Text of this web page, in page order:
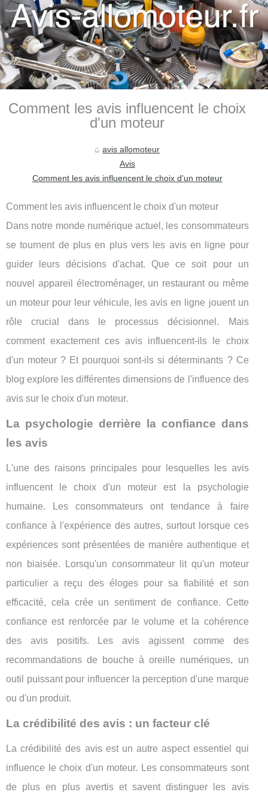
Comment les avis influencent le choix
d'un moteur
avis allomoteur
Avis
Comment les avis influencent le choix d'un moteur
Comment les avis influencent le choix d'un moteur
Dans notre monde numérique actuel, les consommateurs
se tournent de plus en plus vers les avis en ligne pour
guider leurs décisions d'achat. Que ce soit pour un
nouvel appareil électroménager, un restaurant ou même
un moteur pour leur véhicule, les avis en ligne jouent un
rôle crucial dans le processus décisionnel. Mais
comment exactement ces avis influencent-ils le choix
d'un moteur ? Et pourquoi sont-ils si déterminants ? Ce
blog explore les différentes dimensions de l'influence des
avis sur le choix d'un moteur.
La psychologie derrière la confiance dans
les avis
L'une des raisons principales pour lesquelles les avis
influencent le choix d'un moteur est la psychologie
humaine. Les consommateurs ont tendance à faire
confiance à l'expérience des autres, surtout lorsque ces
expériences sont présentées de manière authentique et
non biaisée. Lorsqu'un consommateur lit qu'un moteur
particulier a reçu des éloges pour sa fiabilité et son
efficacité, cela crée un sentiment de confiance. Cette
confiance est renforcée par le volume et la cohérence
des avis positifs. Les avis agissent comme des
recommandations de bouche à oreille numériques, un
outil puissant pour influencer la perception d'une marque
ou d'un produit.
La crédibilité des avis : un facteur clé
La crédibilité des avis est un autre aspect essentiel qui
influence le choix d'un moteur. Les consommateurs sont
de plus en plus avertis et savent distinguer les avis